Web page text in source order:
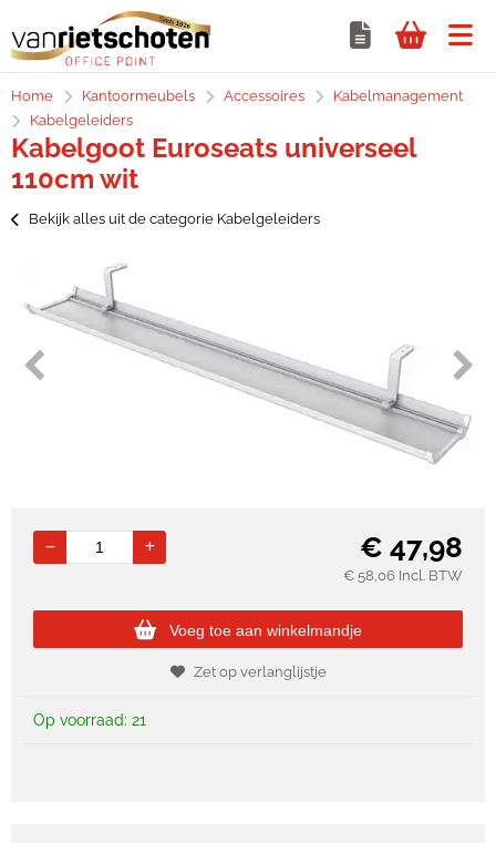
Home Kantoormeubels Accessoires
Kabelmanagement
Kabelgeleiders
Kabelgoot Euroseats universeel
110cm wit
Bekijk alles uit de categorie Kabelgeleiders
€ 47,98
€ 58,06 Incl. BTW
Voeg toe aan winkelmandje
Zet op verlanglijstje
Op voorraad: 21